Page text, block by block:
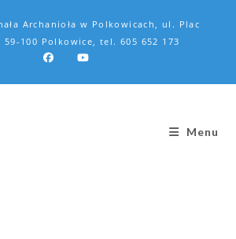
Archanioła w Polkowicach, ul. Plac
59-100 Polkowice, tel. 605 652 173
Menu